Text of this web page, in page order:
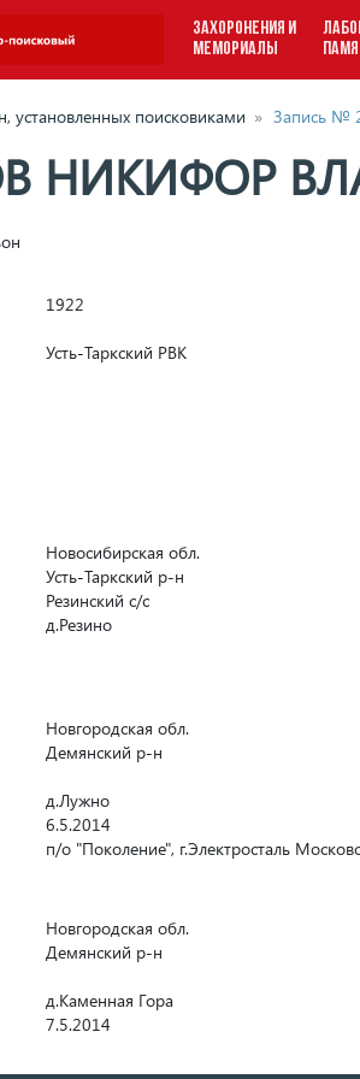
ЗАХОРОНЕНИЯ И
МЕМОРИАЛЫ
установленных поисковиками » Запись №
НИКИФОР
1922
Усть-Таркский РВК
Новосибирская обл.
Усть-Таркский р-н
Резинский с/с
д.Резино
Новгородская обл.
Демянский р-н
д.Лужно
6.5.2014
п/о "Поколение", г.Электросталь
Новгородская обл.
Демянский р-н
д.Каменная Гора
7.5.2014